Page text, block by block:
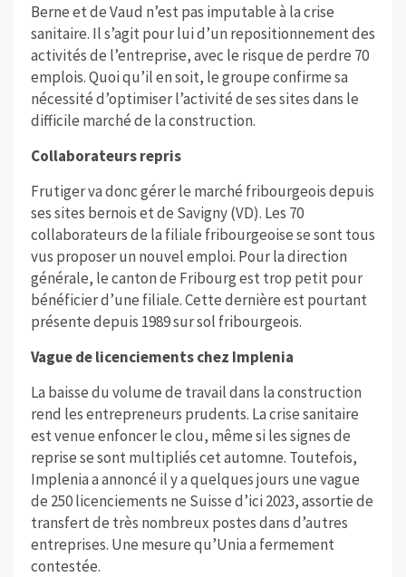
Berne et de Vaud n’est pas imputable à la crise
sanitaire. Il s’agit pour lui d’un repositionnement des
activités de l’entreprise, avec le risque de perdre 70
emplois. Quoi qu’il en soit, le groupe confirme sa
nécessité d’optimiser l’activité de ses sites dans le
difficile marché de la construction.
Collaborateurs repris
Frutiger va donc gérer le marché fribourgeois depuis
ses sites bernois et de Savigny (VD). Les 70
collaborateurs de la filiale fribourgeoise se sont tous
vus proposer un nouvel emploi. Pour la direction
générale, le canton de Fribourg est trop petit pour
bénéficier d’une filiale. Cette dernière est pourtant
présente depuis 1989 sur sol fribourgeois.
Vague de licenciements chez Implenia
La baisse du volume de travail dans la construction
rend les entrepreneurs prudents. La crise sanitaire
est venue enfoncer le clou, même si les signes de
reprise se sont multipliés cet automne. Toutefois,
Implenia a annoncé il y a quelques jours une vague
de 250 licenciements ne Suisse d’ici 2023, assortie de
transfert de très nombreux postes dans d’autres
entreprises. Une mesure qu’Unia a fermement
contestée.